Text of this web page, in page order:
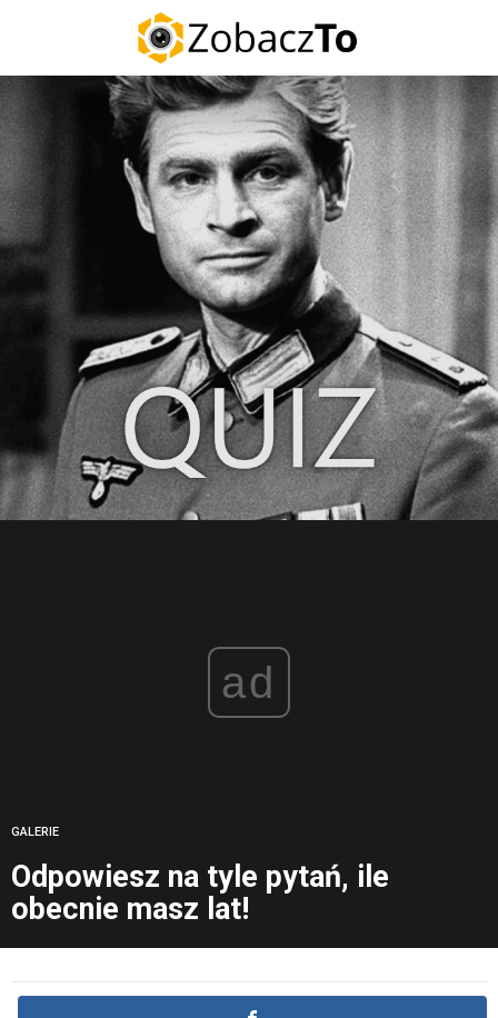
ad
GALERIE
Odpowiesz na tyle pytań, ile
obecnie masz lat!